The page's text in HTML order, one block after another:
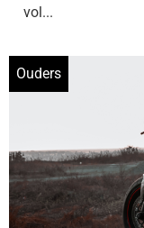
vol...
Ouders